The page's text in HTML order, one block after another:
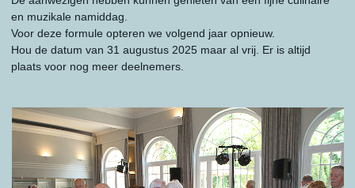
en muzikale namiddag.
Voor deze formule opteren we volgend jaar opnieuw.
Hou de datum van 31 augustus 2025 maar al vrij. Er is altijd
plaats voor nog meer deelnemers.